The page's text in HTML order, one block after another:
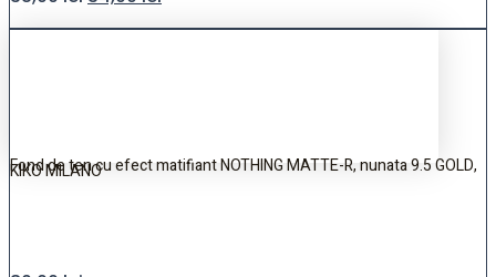
Fond de ten cu efect matifiant NOTHING MATTE-R, nunata 9.5 GOLD,
KIKO MILANO